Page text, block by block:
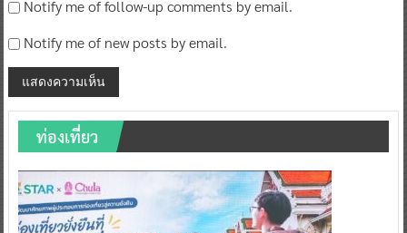
Notify me of follow-up comments by email.
Notify me of new posts by email.
ท่องเที่ยว